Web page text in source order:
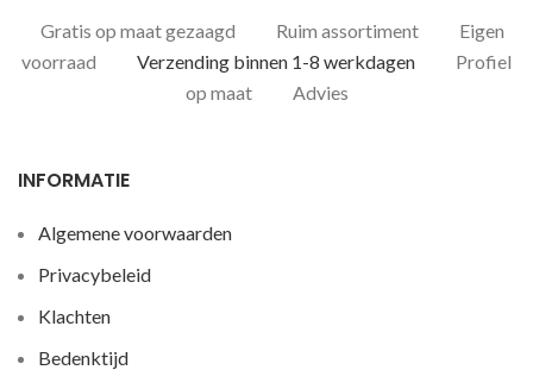
Gratis op maat gezaagd Ruim assortiment
Eigen
voorraad
Verzending binnen 1-8 werkdagen
Profiel
op maat
Advies
INFORMATIE
Algemene voorwaarden
Privacybeleid
Klachten
Bedenktijd